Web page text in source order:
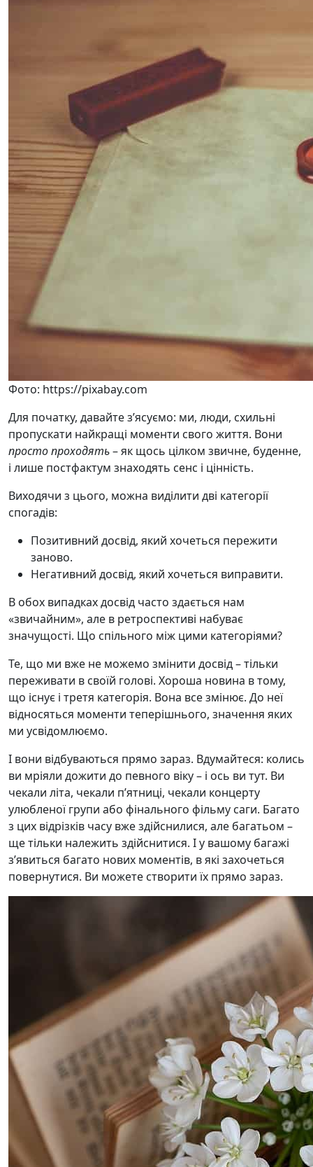
Фото: https://pixabay.com
Для початку, давайте з’ясуємо: ми, люди, схильні
пропускати найкращі моменти свого життя. Вони
просто проходять– як щось цілком звичне, буденне,
і лише постфактум знаходять сенс і цінність.
Виходячи з цього, можна виділити дві категорії
спогадів:
Позитивний досвід, який хочеться пережити
заново.
Негативний досвід, який хочеться виправити.
В обох випадках досвід часто здається нам
«звичайним», але в ретроспективі набуває
значущості. Що спільного між цими категоріями?
Те, що ми вже не можемо змінити досвід – тільки
переживати в своїй голові. Хороша новина в тому,
що існує і третя категорія. Вона все змінює. До неї
відносяться моменти теперішнього, значення яких
ми усвідомлюємо.
І вони відбуваються прямо зараз. Вдумайтеся: колись
ви мріяли дожити до певного віку – і ось ви тут. Ви
чекали літа, чекали п’ятниці, чекали концерту
улюбленої групи або фінального фільму саги. Багато
з цих відрізків часу вже здійснилися, але багатьом –
ще тільки належить здійснитися. І у вашому багажі
з’явиться багато нових моментів, в які захочеться
повернутися. Ви можете створити їх прямо зараз.